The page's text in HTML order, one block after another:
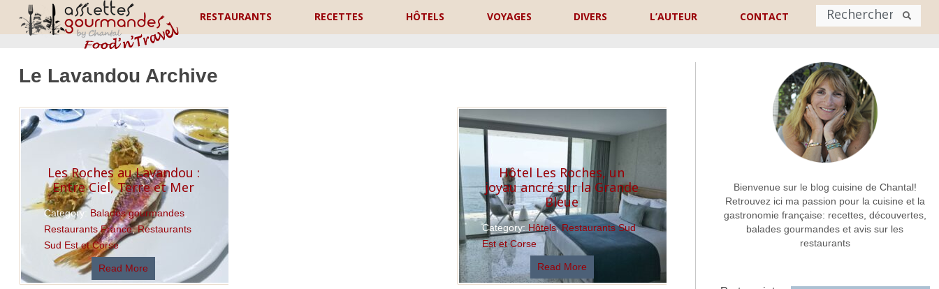
RESTAURANTS RECETTES HÔTELS VOYAGES DIVERS L’AUTEUR CONTACT
Prénom Nom
Adresse de contact
Commentaire ou message *
Le Lavandou Archive
Les Roches au Lavandou :
Entre Ciel, Terre et Mer
Category:Balades gourmandes,
Restaurants France,Restaurants
Sud Est et Corse
Read More
Hôtel Les Roches, un
joyau ancré sur la Grande
Bleue
Category: Hôtels,Restaurants Sud
Est et Corse
Read More
Bienvenue sur le blog cuisine de Chantal!
Retrouvez ici ma passion pour la cuisine et la
gastronomie française: recettes, découvertes,
balades gourmandes et avis sur les
restaurants